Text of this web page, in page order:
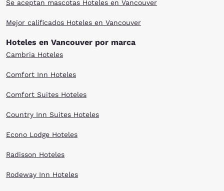
Se aceptan mascotas Hoteles en Vancouver
Mejor calificados Hoteles en Vancouver
Hoteles en Vancouver por marca
Cambria Hoteles
Comfort Inn Hoteles
Comfort Suites Hoteles
Country Inn Suites Hoteles
Econo Lodge Hoteles
Radisson Hoteles
Rodeway Inn Hoteles